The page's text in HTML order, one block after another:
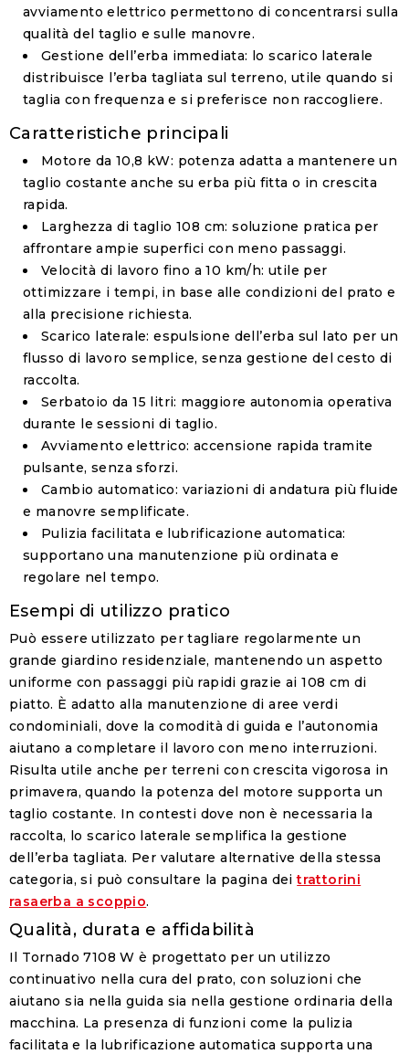
avviamento elettrico permettono di concentrarsi sulla
qualità del taglio e sulle manovre.
Gestione dell’erba immediata: lo scarico laterale
distribuisce l’erba tagliata sul terreno, utile quando si
taglia con frequenza e si preferisce non raccogliere.
Caratteristiche principali
Motore da 10,8 kW: potenza adatta a mantenere un
taglio costante anche su erba più fitta o in crescita
rapida.
Larghezza di taglio 108 cm: soluzione pratica per
affrontare ampie superfici con meno passaggi.
Velocità di lavoro fino a 10 km/h: utile per
ottimizzare i tempi, in base alle condizioni del prato e
alla precisione richiesta.
Scarico laterale: espulsione dell’erba sul lato per un
flusso di lavoro semplice, senza gestione del cesto di
raccolta.
Serbatoio da 15 litri: maggiore autonomia operativa
durante le sessioni di taglio.
Avviamento elettrico: accensione rapida tramite
pulsante, senza sforzi.
Cambio automatico: variazioni di andatura più fluide
e manovre semplificate.
Pulizia facilitata e lubrificazione automatica:
supportano una manutenzione più ordinata e
regolare nel tempo.
Esempi di utilizzo pratico
Può essere utilizzato per tagliare regolarmente un
grande giardino residenziale, mantenendo un aspetto
uniforme con passaggi più rapidi grazie ai 108 cm di
piatto. È adatto alla manutenzione di aree verdi
condominiali, dove la comodità di guida e l’autonomia
aiutano a completare il lavoro con meno interruzioni.
Risulta utile anche per terreni con crescita vigorosa in
primavera, quando la potenza del motore supporta un
taglio costante. In contesti dove non è necessaria la
raccolta, lo scarico laterale semplifica la gestione
dell’erba tagliata. Per valutare alternative della stessa
categoria, si può consultare la pagina deitrattorini
rasaerba a scoppio.
Qualità, durata e affidabilità
Il Tornado 7108 W è progettato per un utilizzo
continuativo nella cura del prato, con soluzioni che
aiutano sia nella guida sia nella gestione ordinaria della
macchina. La presenza di funzioni come la pulizia
facilitata e la lubrificazione automatica supporta una